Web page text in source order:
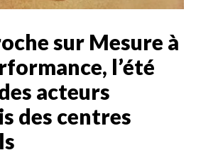
sur Mesure à
l’été
acteurs
des centres